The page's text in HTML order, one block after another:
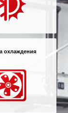
охлаждения